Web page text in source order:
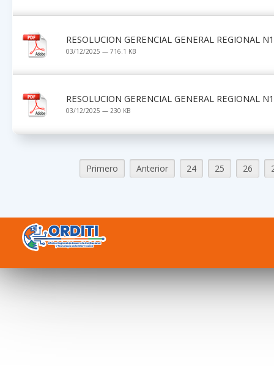
RESOLUCION GERENCIAL GENERAL REGIONAL
03/12/2025 — 716.1 KB
RESOLUCION GERENCIAL GENERAL REGIONAL
03/12/2025 — 230 KB
Primero Anterior 24 25 26